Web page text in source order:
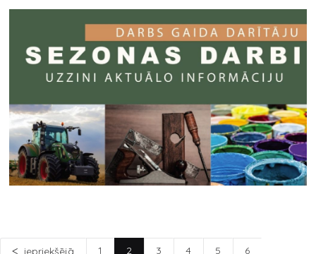
iepriekšējā 1 2 3 4 5 6